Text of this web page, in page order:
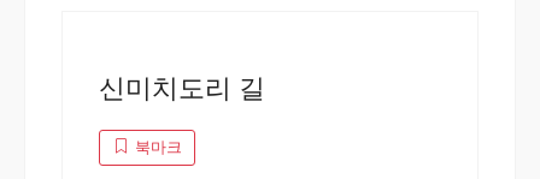
신미치도리 길
북마크